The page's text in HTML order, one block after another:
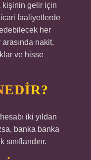
kişinin gelir için
faaliyetlerde
her
arasında nakit,
ve hisse
iki yıldan
banka banka